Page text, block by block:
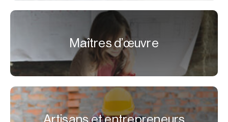
Maîtres d’œuvre
Artisans et entrepreneurs